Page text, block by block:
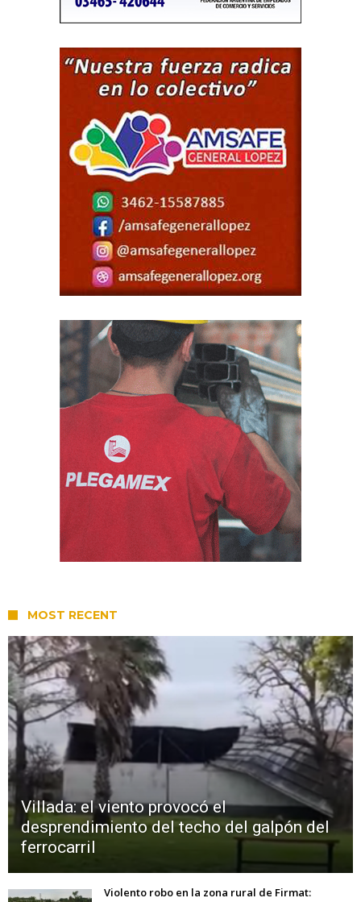
MOST RECENT
Villada: el viento provocó el
desprendimiento del techo del galpón del
ferrocarril
Violento robo en la zona rural de Firmat: